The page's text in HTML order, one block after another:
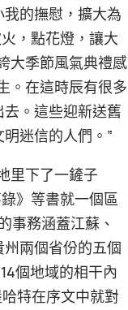
的撫慰，擴大為
，點花燈，讓大
大季節風氣典禮感
。在這時辰有很多
。這些迎新送舊
迷信的人們。”
里下了一鏟子
》等書就一個區
事務涵蓋江蘇、
兩個省份的五個
個地域的相干內
特在序文中就對